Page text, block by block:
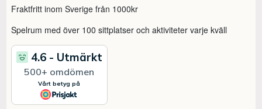
Fraktfritt inom Sverige från 1000kr
Spelrum med över 100 sittplatser och aktiviteter varje kväll